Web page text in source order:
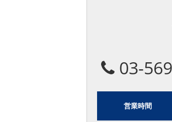
03-
営業時間